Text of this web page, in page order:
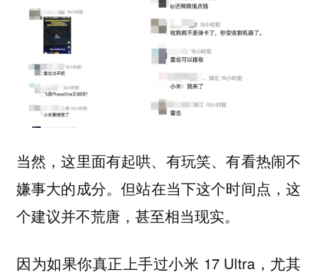
当然，这里面有起哄、有玩笑、有看热闹不
嫌事大的成分。但站在当下这个时间点，这
个建议并不荒唐，甚至相当现实。
因为如果你真正上手过小米 17 Ultra，尤其